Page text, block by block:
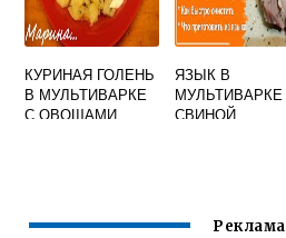
КУРИНАЯ ГОЛЕНЬ
В МУЛЬТИВАРКЕ
С ОВОЩАМИ
ЯЗЫК В
МУЛЬТИВАРКЕ
СВИНОЙ
Реклама